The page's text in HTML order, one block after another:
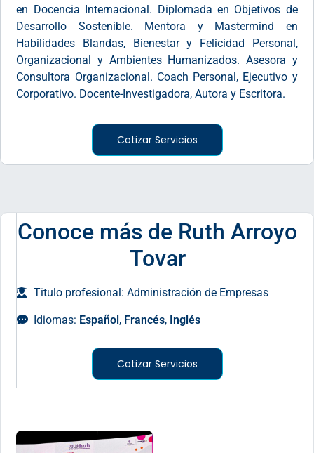
en Docencia Internacional. Diplomada en Objetivos de
Desarrollo Sostenible. Mentora y Mastermind en
Habilidades Blandas, Bienestar y Felicidad Personal,
Organizacional y Ambientes Humanizados. Asesora y
Consultora Organizacional. Coach Personal, Ejecutivo y
Corporativo. Docente-Investigadora, Autora y Escritora.
Cotizar Servicios
Conoce más de Ruth Arroyo
Tovar
Titulo profesional: Administración de Empresas
Idiomas: Español, Francés, Inglés
Cotizar Servicios